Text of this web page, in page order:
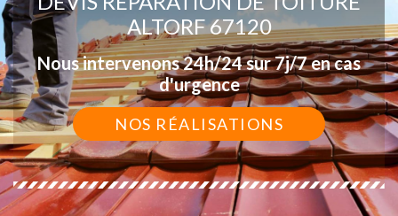
ALTORF 67120
Nous intervenons 24h/24 sur 7j/7 en cas
d'urgence
NOS RÉALISATIONS